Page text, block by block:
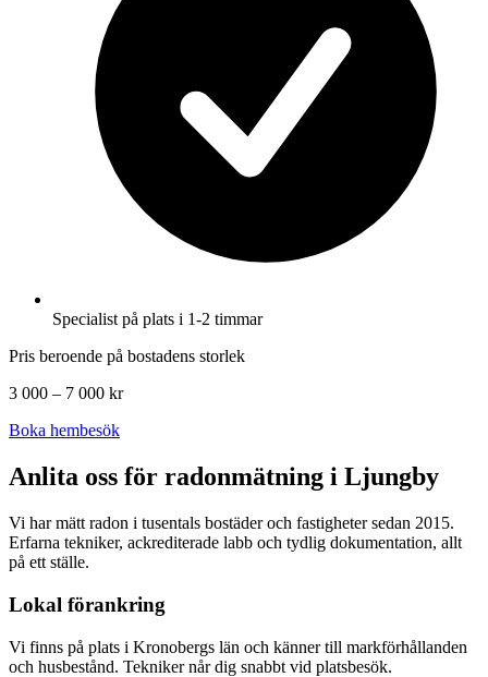
Specialist på plats i 1-2 timmar
Pris beroende på bostadens storlek
3 000 – 7 000 kr
Boka hembesök
Anlita oss för radonmätning i Ljungby
Vi har mätt radon i tusentals bostäder och fastigheter sedan 2015.
Erfarna tekniker, ackrediterade labb och tydlig dokumentation, allt
på ett ställe.
Lokal förankring
Vi finns på plats i Kronobergs län och känner till markförhållanden
och husbestånd. Tekniker når dig snabbt vid platsbesök.